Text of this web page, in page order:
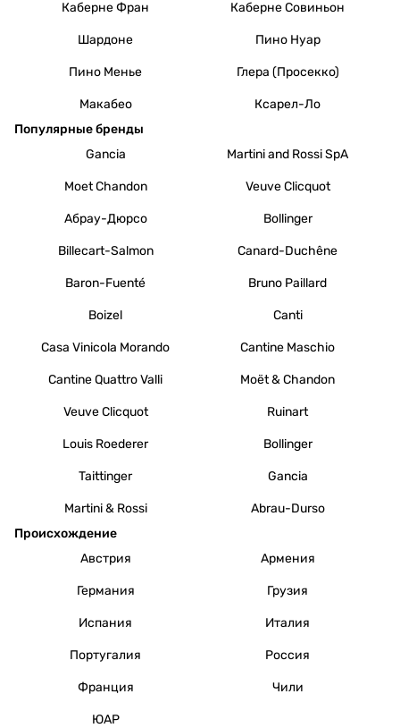
Каберне Фран Каберне Совиньон
Шардоне Пино Нуар
Пино Менье Глера (Просекко)
Макабео
Ксарел-Ло
Популярные бренды
Gancia
Martini and Rossi SpA
Moet Chandon Veuve Clicquot
Абрау-Дюрсо Bollinger
Billecart-Salmon Canard-Duchêne
Baron-Fuenté Bruno Paillard
Boizel Canti
Casa Vinicola Morando Cantine Maschio
Cantine Quattro Valli Moët & Chandon
Veuve Clicquot Ruinart
Louis Roederer Bollinger
Taittinger Gancia
Martini & Rossi
Abrau-Durso
Происхождение
Австрия
Армения
Германия Грузия
Испания Италия
Португалия Россия
Франция Чили
ЮАР